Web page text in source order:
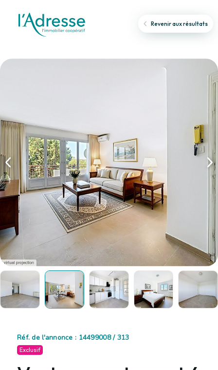
Revenir aux résultats
Réf. de l'annonce : 14499008 / 313
Exclusif